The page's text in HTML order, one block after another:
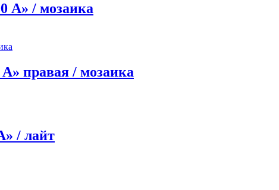
А» / мозаика
правая / мозаика
/ лайт